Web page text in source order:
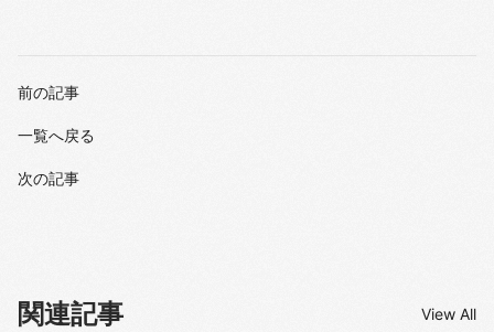
前の記事
一覧へ戻る
次の記事
関連記事 View All